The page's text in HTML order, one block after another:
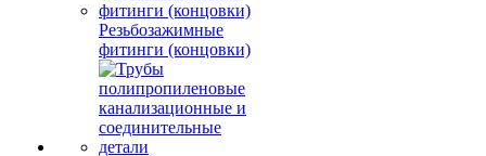
Резьбозажимные
фитинги (концовки)